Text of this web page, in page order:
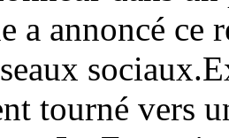
a annoncé ce
tourné vers